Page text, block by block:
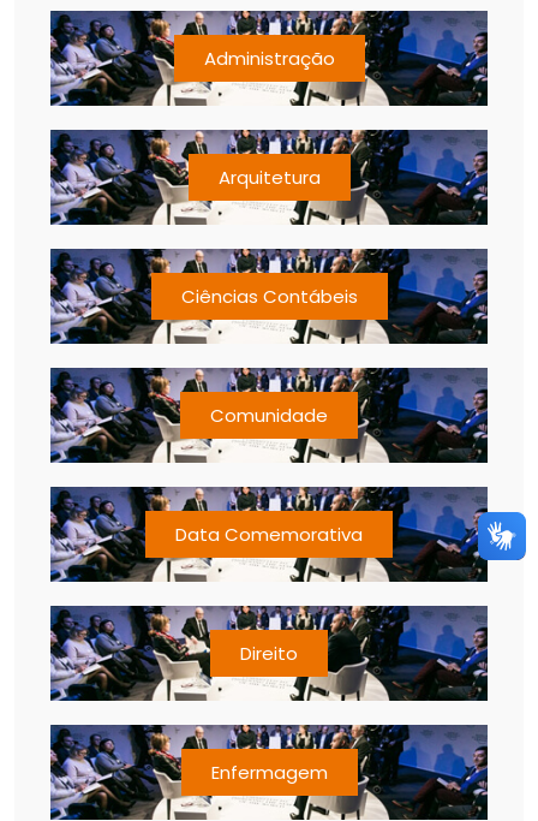
Administração
Arquitetura
Ciências Contábeis
Comunidade
Data Comemorativa
Direito
Enfermagem